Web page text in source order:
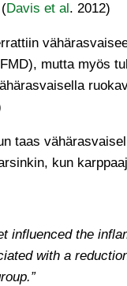
Davis et al . 2012)
mutta myös
taas
kun
influenced the
with a